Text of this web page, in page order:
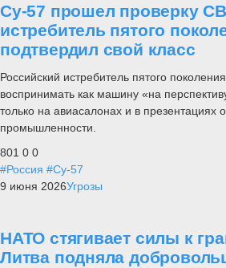
Су-57 прошел проверку
истребитель пятого
подтвердил свой класс
Российский истребитель пятого
воспринимать как машину «на
только на авиасалонах и в презентациях
промышленности.
801 0 0
#Россия #Су-57
9 июня 2026Угрозы
НАТО стягивает силы к
Литва подняла